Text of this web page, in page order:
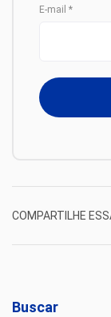
E-mail *
COMPARTILHE
Buscar